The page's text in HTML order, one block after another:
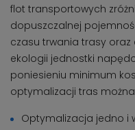
flot transportowych
dopuszczalnej
czasu trwania trasy
ekologii jednostki
poniesieniu minimum
optymalizacji tras
Optymalizacja jedno i